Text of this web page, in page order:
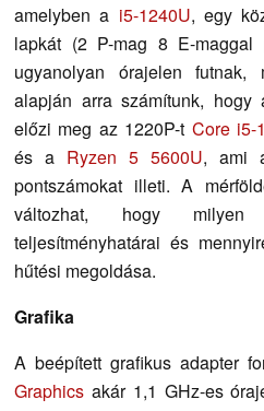
amelyben a i5-1240U, egy
lapkát (2 P-mag 8 E-maggal
ugyanolyan órajelen
alapján arra számítunk,
előzi meg az 1220P-t Core i5-
és a Ryzen 5 5600U, ami
pontszámokat illeti. A
változhat, hogy
teljesítményhatárai és
hűtési megoldása.
Grafika
A beépített grafikus adapter
Graphics akár 1,1 GHz-es